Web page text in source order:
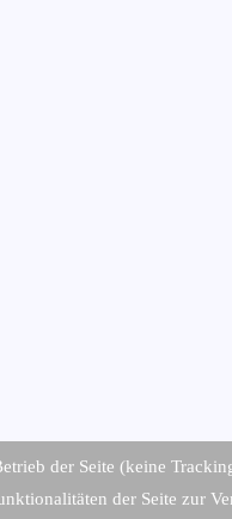
der Seite (keine
der Seite zur